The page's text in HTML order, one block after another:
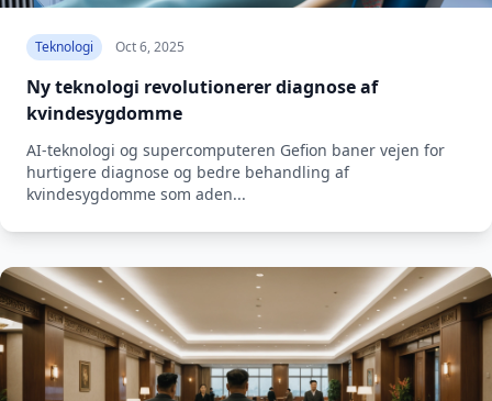
Teknologi Oct 6, 2025
Ny teknologi revolutionerer diagnose af
kvindesygdomme
AI-teknologi og supercomputeren Gefion baner vejen for
hurtigere diagnose og bedre behandling af
kvindesygdomme som aden...